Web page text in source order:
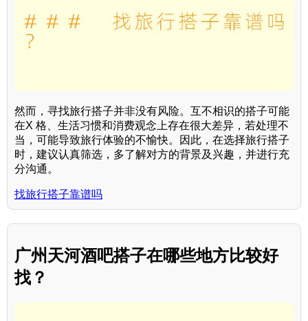
然而，寻找旅行搭子并非没有风险。互不相识的搭子可能
在X 格、生活习惯和消费观念上存在很大差异，若处理不
当，可能导致旅行体验的不愉快。因此，在选择旅行搭子
时，建议认真筛选，多了解对方的背景及兴趣，并进行充
分沟通。
找旅行搭子靠谱吗
广州天河酒吧搭子在哪些地方比较好
找？